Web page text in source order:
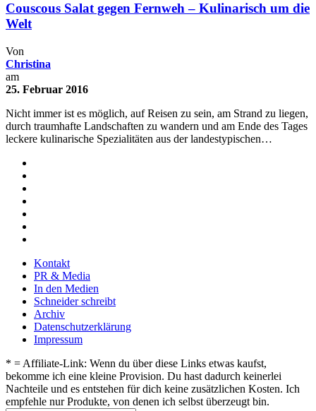
Couscous Salat gegen Fernweh – Kulinarisch um die
Welt
Von
Christina
am
25. Februar 2016
Nicht immer ist es möglich, auf Reisen zu sein, am Strand zu liegen,
durch traumhafte Landschaften zu wandern und am Ende des Tages
leckere kulinarische Spezialitäten aus der landestypischen…
Kontakt
PR & Media
In den Medien
Schneider schreibt
Archiv
Datenschutzerklärung
Impressum
* = Affiliate-Link: Wenn du über diese Links etwas kaufst,
bekomme ich eine kleine Provision. Du hast dadurch keinerlei
Nachteile und es entstehen für dich keine zusätzlichen Kosten. Ich
empfehle nur Produkte, von denen ich selbst überzeugt bin.